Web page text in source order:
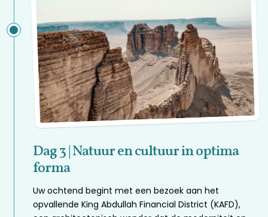
Dag 3 | Natuur en cultuur in optima
forma
Uw ochtend begint met een bezoek aan het
opvallende King Abdullah Financial District (KAFD),